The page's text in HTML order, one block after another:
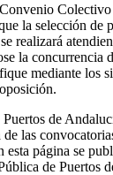
la selección de
realizará
la concurrencia
mediante los
de
de las
esta página se
de Puertos